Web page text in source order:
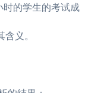
的学生的考试成
义。